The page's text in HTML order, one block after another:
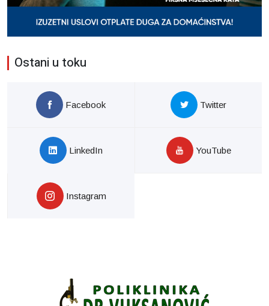
Ostani u toku
Facebook Twitter
LinkedIn YouTube
Instagram